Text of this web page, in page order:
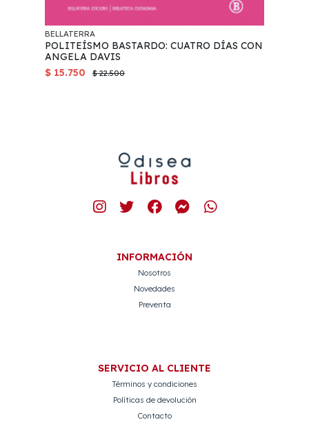
BELLATERRA
POLITEÍSMO BASTARDO: CUATRO DÍAS CON
ANGELA DAVIS
$ 15.750
$ 22.500
INFORMACIÓN
Nosotros
Novedades
Preventa
SERVICIO AL CLIENTE
Términos y condiciones
Políticas de devolución
Contacto